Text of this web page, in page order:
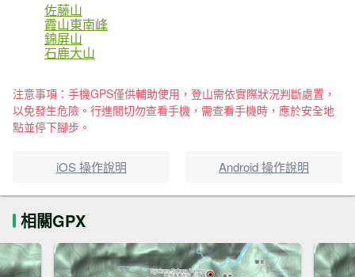
佐藤山
霞山東南峰
錦屏山
石鹿大山
注意事項：手機GPS僅供輔助使用，登山需依實際狀況判斷處置，
以免發生危險。行進間切勿查看手機，需查看手機時，應於安全地
點並停下腳步。
iOS 操作說明 Android 操作說明
相關GPX